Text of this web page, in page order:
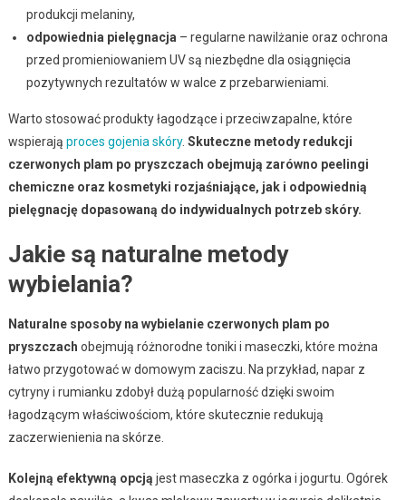
produkcji melaniny,
odpowiednia pielęgnacja – regularne nawilżanie oraz ochrona
przed promieniowaniem UV są niezbędne dla osiągnięcia
pozytywnych rezultatów w walce z przebarwieniami.
Warto stosować produkty łagodzące i przeciwzapalne, które
wspierają proces gojenia skóry. Skuteczne metody redukcji
czerwonych plam po pryszczach obejmują zarówno peelingi
chemiczne oraz kosmetyki rozjaśniające, jak i odpowiednią
pielęgnację dopasowaną do indywidualnych potrzeb skóry.
Jakie są naturalne metody
wybielania?
Naturalne sposoby na wybielanie czerwonych plam po
pryszczach obejmują różnorodne toniki i maseczki, które można
łatwo przygotować w domowym zaciszu. Na przykład, napar z
cytryny i rumianku zdobył dużą popularność dzięki swoim
łagodzącym właściwościom, które skutecznie redukują
zaczerwienienia na skórze.
Kolejną efektywną opcją jest maseczka z ogórka i jogurtu. Ogórek